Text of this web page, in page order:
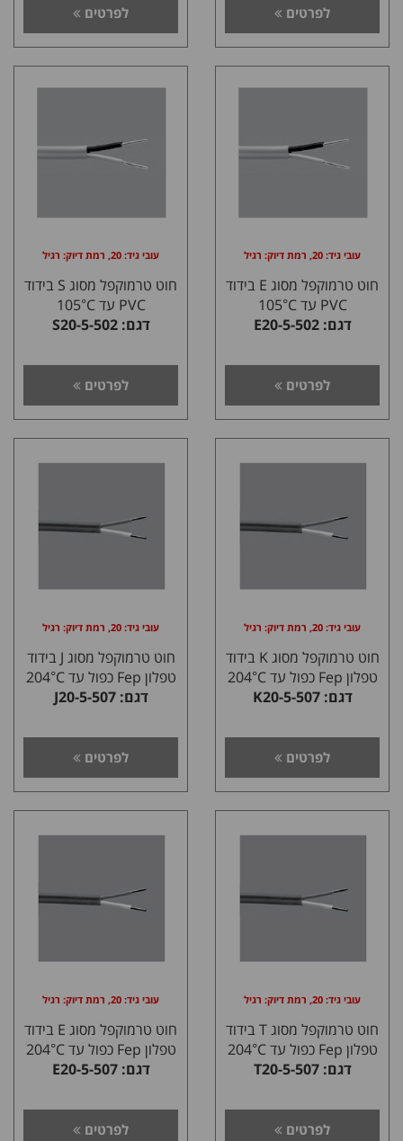
לפרטים לפרטים
עובי גיד: 20, רמת דיוק: רגיל
חוט טרמוקפל מסוג E בידוד
PVC עד 105°C
דגם: E20-5-502
לפרטים
עובי גיד: 20, רמת דיוק: רגיל
חוט טרמוקפל מסוג S בידוד
PVC עד 105°C
דגם: S20-5-502
לפרטים
עובי גיד: 20, רמת דיוק: רגיל
חוט טרמוקפל מסוג K בידוד
טפלון Fep כפול עד 204°C
דגם: K20-5-507
לפרטים
עובי גיד: 20, רמת דיוק: רגיל
חוט טרמוקפל מסוג J בידוד
טפלון Fep כפול עד 204°C
דגם: J20-5-507
לפרטים
עובי גיד: 20, רמת דיוק: רגיל
חוט טרמוקפל מסוג T בידוד
טפלון Fep כפול עד 204°C
דגם: T20-5-507
לפרטים
עובי גיד: 20, רמת דיוק: רגיל
חוט טרמוקפל מסוג E בידוד
טפלון Fep כפול עד 204°C
דגם: E20-5-507
לפרטים